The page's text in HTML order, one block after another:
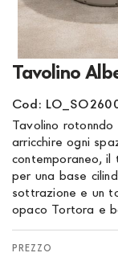
Tavolino
Cod:
Tavolino
arricchire ogni
contemporaneo,
per una base
sottrazione e un
opaco Tortora e
Vai
all'inizio
della
galleria
di
immagini